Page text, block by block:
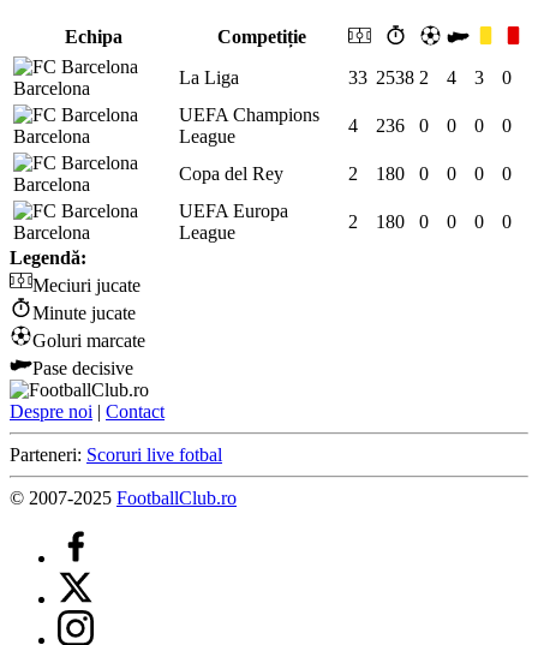
Echipa Competiție
Barcelona
La Liga 33 2538 2 4 3 0
Barcelona
UEFA Champions
League
4 236 0 0 0 0
Barcelona
Copa del Rey 2 180 0 0 0 0
Barcelona
UEFA Europa
League
2 180 0 0 0
0
Legendă:
Meciuri jucate
Minute jucate
Goluri marcate
Pase decisive
Despre noi | Contact
Parteneri: Scoruri live fotbal
© 2007-2025 FootballClub.ro